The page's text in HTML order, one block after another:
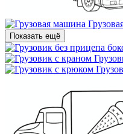
Показать ещё